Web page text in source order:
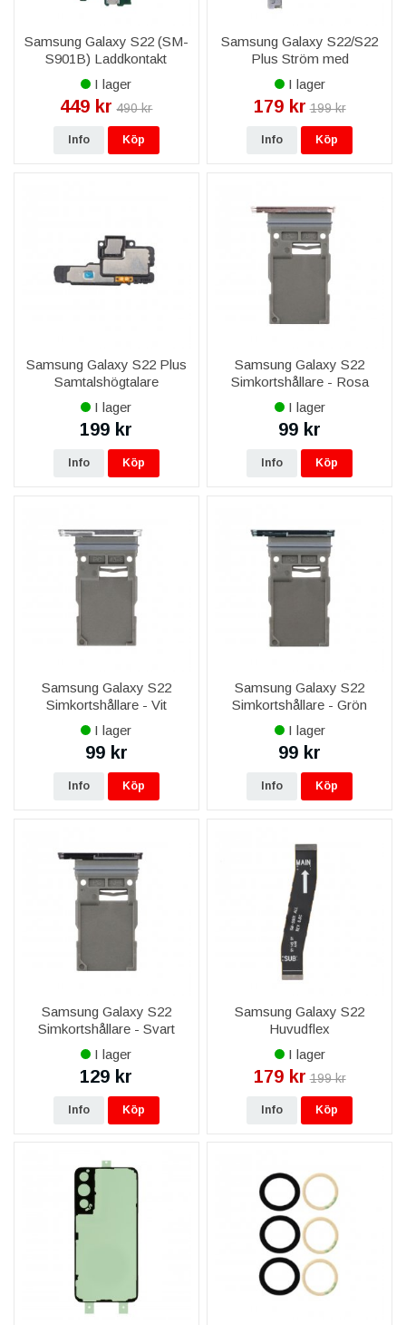
Samsung Galaxy S22 (SM-
S901B) Laddkontakt
Original
I lager
449 kr 490 kr
Info Köp
Samsung Galaxy S22/S22
Plus Ström med
Volymknappar Flexkabel
Original
I lager
179 kr 199 kr
Info Köp
Samsung Galaxy S22 Plus
Samtalshögtalare
I lager
199 kr
Info Köp
Samsung Galaxy S22
Simkortshållare - Rosa
I lager
99 kr
Info Köp
Samsung Galaxy S22
Simkortshållare - Vit
I lager
99 kr
Info Köp
Samsung Galaxy S22
Simkortshållare - Grön
I lager
99 kr
Info Köp
Samsung Galaxy S22
Simkortshållare - Svart
I lager
129 kr
Info Köp
Samsung Galaxy S22
Huvudflex
I lager
179 kr 199 kr
Info Köp